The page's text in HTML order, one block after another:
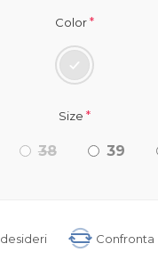
Color*
Size *
38 39
Confronta